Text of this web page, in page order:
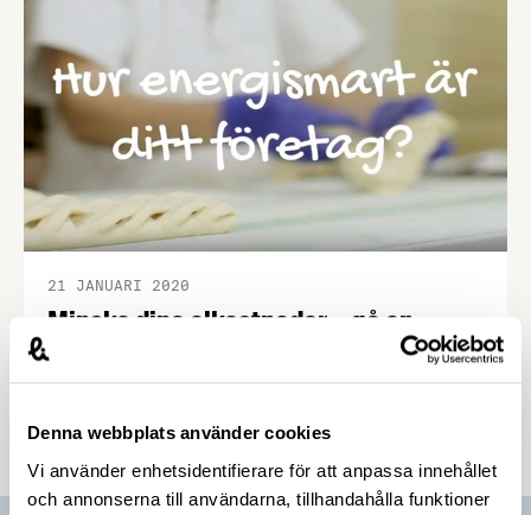
Denna webbplats använder cookies
Vi använder enhetsidentifierare för att anpassa innehållet
och annonserna till användarna, tillhandahålla funktioner
Minska dina elkostnader – gå en
webbkurs
21 JANUARI 2020
Nu har du som driver eller arbetar på ett
webbkurs i energieffektivisering och lära dig mer
om hur du kan använda företagets energi på ett
smartare sätt. Kursen är framtagen av